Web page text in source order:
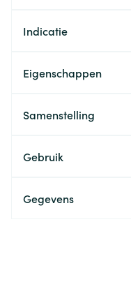
Indicatie
Eigenschappen
Samenstelling
Gebruik
Gegevens